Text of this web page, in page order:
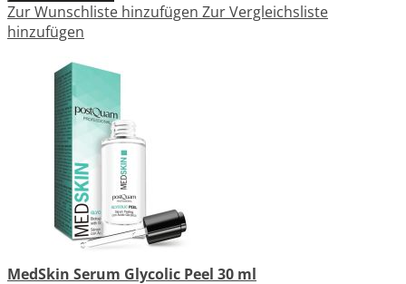
Zur Wunschliste hinzufügen Zur Vergleichsliste
hinzufügen
MedSkin Serum Glycolic Peel 30 ml